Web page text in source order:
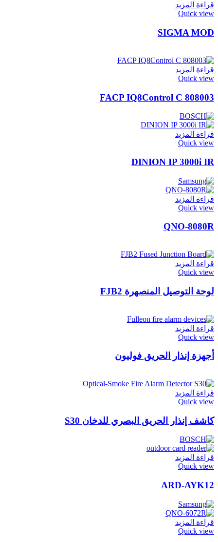
قراءة المزيد
Quick view
SIGMA MOD
قراءة المزيد
Quick view
FACP IQ8Control C 808003
قراءة المزيد
Quick view
DINION IP 3000i IR
قراءة المزيد
Quick view
QNO-8080R
قراءة المزيد
Quick view
لوحة التوصيل المنصهرة FJB2
قراءة المزيد
Quick view
أجهزة إنذار الحريق فوليون
قراءة المزيد
Quick view
كاشف إنذار الحريق البصري للدخان S30
قراءة المزيد
Quick view
ARD-AYK12
قراءة المزيد
Quick view